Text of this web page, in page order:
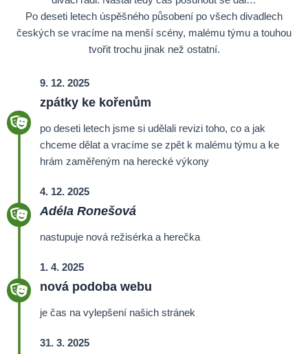
Po deseti letech úspěšného působení po všech divadlech
českých se vracíme na menší scény, malému týmu a touhou
tvořit trochu jinak než ostatní.
9. 12. 2025
zpátky ke kořenům
po deseti letech jsme si udělali revizi toho, co a jak
chceme dělat a vracíme se zpět k malému týmu a ke
hrám zaměřeným na herecké výkony
4. 12. 2025
Adéla Ronešová
nastupuje nová režisérka a herečka
1. 4. 2025
nová podoba webu
je čas na vylepšení našich stránek
31. 3. 2025